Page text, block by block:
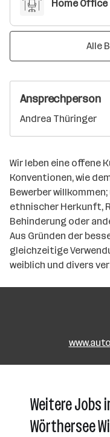
Home Office
Alle
Ansprechperson
Andrea Thüringer
Wir leben eine offene
Konventionen, wie
Bewerber
ethnischer Herkunft,
Behinderung oder
Aus Gründen der
gleichzeitige
weiblich und divers
Weitere Jobs
Wörthersee